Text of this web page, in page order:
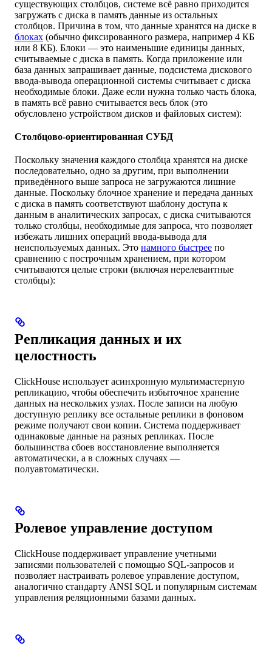
существующих столбцов, системе всё равно приходится
загружать с диска в память данные из остальных
столбцов. Причина в том, что данные хранятся на диске в
блоках (обычно фиксированного размера, например 4 КБ
или 8 КБ). Блоки — это наименьшие единицы данных,
считываемые с диска в память. Когда приложение или
база данных запрашивает данные, подсистема дискового
ввода-вывода операционной системы считывает с диска
необходимые блоки. Даже если нужна только часть блока,
в память всё равно считывается весь блок (это
обусловлено устройством дисков и файловых систем):
Столбцово-ориентированная СУБД
Поскольку значения каждого столбца хранятся на диске
последовательно, одно за другим, при выполнении
приведённого выше запроса не загружаются лишние
данные. Поскольку блочное хранение и передача данных
с диска в память соответствуют шаблону доступа к
данным в аналитических запросах, с диска считываются
только столбцы, необходимые для запроса, что позволяет
избежать лишних операций ввода-вывода для
неиспользуемых данных. Это намного быстрее по
сравнению с построчным хранением, при котором
считываются целые строки (включая нерелевантные
столбцы):
Репликация данных и их
целостность
ClickHouse использует асинхронную мультимастерную
репликацию, чтобы обеспечить избыточное хранение
данных на нескольких узлах. После записи на любую
доступную реплику все остальные реплики в фоновом
режиме получают свои копии. Система поддерживает
одинаковые данные на разных репликах. После
большинства сбоев восстановление выполняется
автоматически, а в сложных случаях —
полуавтоматически.
Ролевое управление доступом
ClickHouse поддерживает управление учетными
записями пользователей с помощью SQL-запросов и
позволяет настраивать ролевое управление доступом,
аналогично стандарту ANSI SQL и популярным системам
управления реляционными базами данных.